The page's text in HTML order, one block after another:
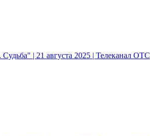
| 21 августа 2025 | Телеканал ОТС